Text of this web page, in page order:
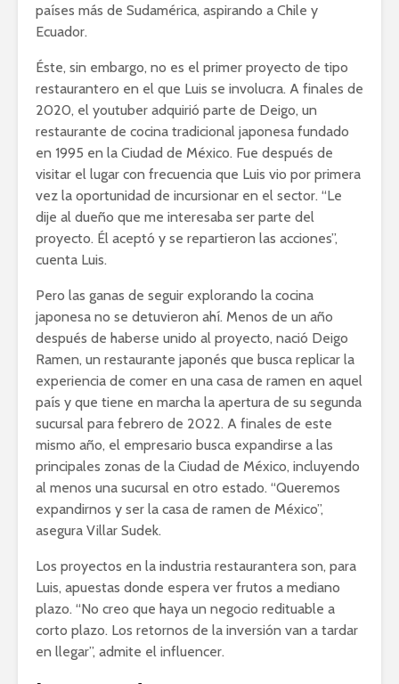
países más de Sudamérica, aspirando a Chile y
Ecuador.
Éste, sin embargo, no es el primer proyecto de tipo
restaurantero en el que Luis se involucra. A finales de
2020, el youtuber adquirió parte de Deigo, un
restaurante de cocina tradicional japonesa fundado
en 1995 en la Ciudad de México. Fue después de
visitar el lugar con frecuencia que Luis vio por primera
vez la oportunidad de incursionar en el sector. “Le
dije al dueño que me interesaba ser parte del
proyecto. Él aceptó y se repartieron las acciones”,
cuenta Luis.
Pero las ganas de seguir explorando la cocina
japonesa no se detuvieron ahí. Menos de un año
después de haberse unido al proyecto, nació Deigo
Ramen, un restaurante japonés que busca replicar la
experiencia de comer en una casa de ramen en aquel
país y que tiene en marcha la apertura de su segunda
sucursal para febrero de 2022. A finales de este
mismo año, el empresario busca expandirse a las
principales zonas de la Ciudad de México, incluyendo
al menos una sucursal en otro estado. “Queremos
expandirnos y ser la casa de ramen de México”,
asegura Villar Sudek.
Los proyectos en la industria restaurantera son, para
Luis, apuestas donde espera ver frutos a mediano
plazo. “No creo que haya un negocio redituable a
corto plazo. Los retornos de la inversión van a tardar
en llegar”, admite el influencer.